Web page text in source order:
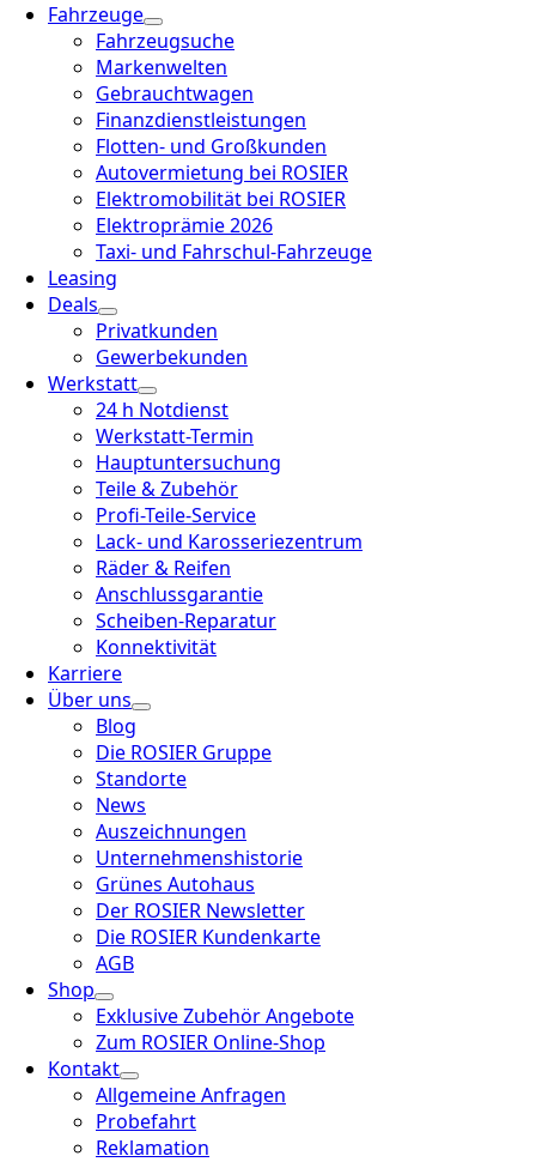
Fahrzeuge
Fahrzeugsuche
Markenwelten
Gebrauchtwagen
Finanzdienstleistungen
Flotten- und Großkunden
Autovermietung bei ROSIER
Elektromobilität bei ROSIER
Elektroprämie 2026
Taxi- und Fahrschul-Fahrzeuge
Leasing
Deals
Privatkunden
Gewerbekunden
Werkstatt
24 h Notdienst
Werkstatt-Termin
Hauptuntersuchung
Teile & Zubehör
Profi-Teile-Service
Lack- und Karosseriezentrum
Räder & Reifen
Anschlussgarantie
Scheiben-Reparatur
Konnektivität
Karriere
Über uns
Blog
Die ROSIER Gruppe
Standorte
News
Auszeichnungen
Unternehmenshistorie
Grünes Autohaus
Der ROSIER Newsletter
Die ROSIER Kundenkarte
AGB
Shop
Exklusive Zubehör Angebote
Zum ROSIER Online-Shop
Kontakt
Allgemeine Anfragen
Probefahrt
Reklamation